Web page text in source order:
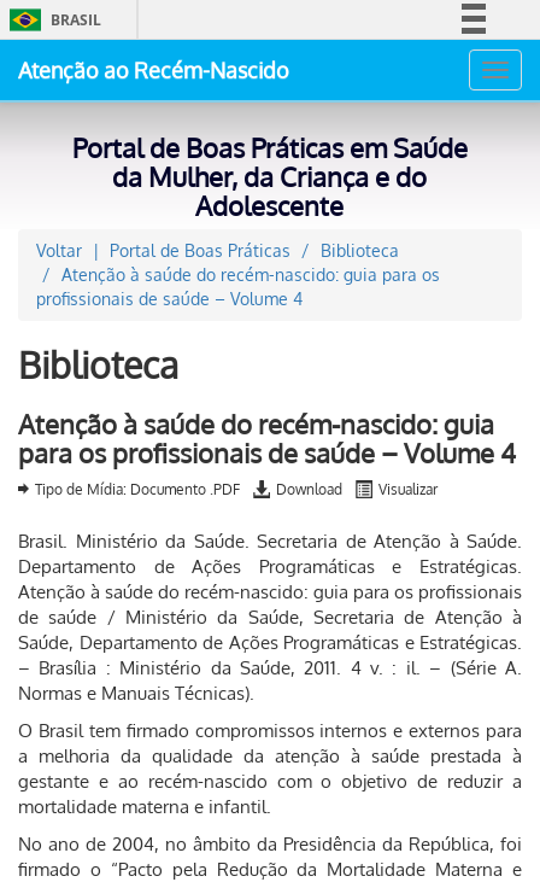
BRASIL
Acesso à informação
Atenção ao Recém-Nascido
Portal de Boas Práticas em Saúde
da Mulher, da Criança e do
Adolescente
Voltar Portal de Boas Práticas
Biblioteca
Atenção à saúde do recém-nascido: guia para os
profissionais de saúde – Volume 4
Biblioteca
Atenção à saúde do recém-nascido: guia
para os profissionais de saúde – Volume 4
Tipo de Mídia: Documento .PDF Download Visualizar
Brasil. Ministério da Saúde. Secretaria de Atenção à Saúde.
Departamento de Ações Programáticas e Estratégicas.
Atenção à saúde do recém-nascido: guia para os profissionais
de saúde / Ministério da Saúde, Secretaria de Atenção à
Saúde, Departamento de Ações Programáticas e Estratégicas.
– Brasília : Ministério da Saúde, 2011. 4 v. : il. – (Série A.
Normas e Manuais Técnicas).
O Brasil tem firmado compromissos internos e externos para
a melhoria da qualidade da atenção à saúde prestada à
gestante e ao recém-nascido com o objetivo de reduzir a
mortalidade materna e infantil.
No ano de 2004, no âmbito da Presidência da República, foi
firmado o “Pacto pela Redução da Mortalidade Materna e